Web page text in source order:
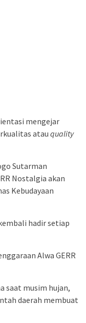
mengejar
atau quality
Sutarman
Nostalgia akan
Kebudayaan
hadir setiap
Alwa GERR
saat musim hujan,
daerah membuat